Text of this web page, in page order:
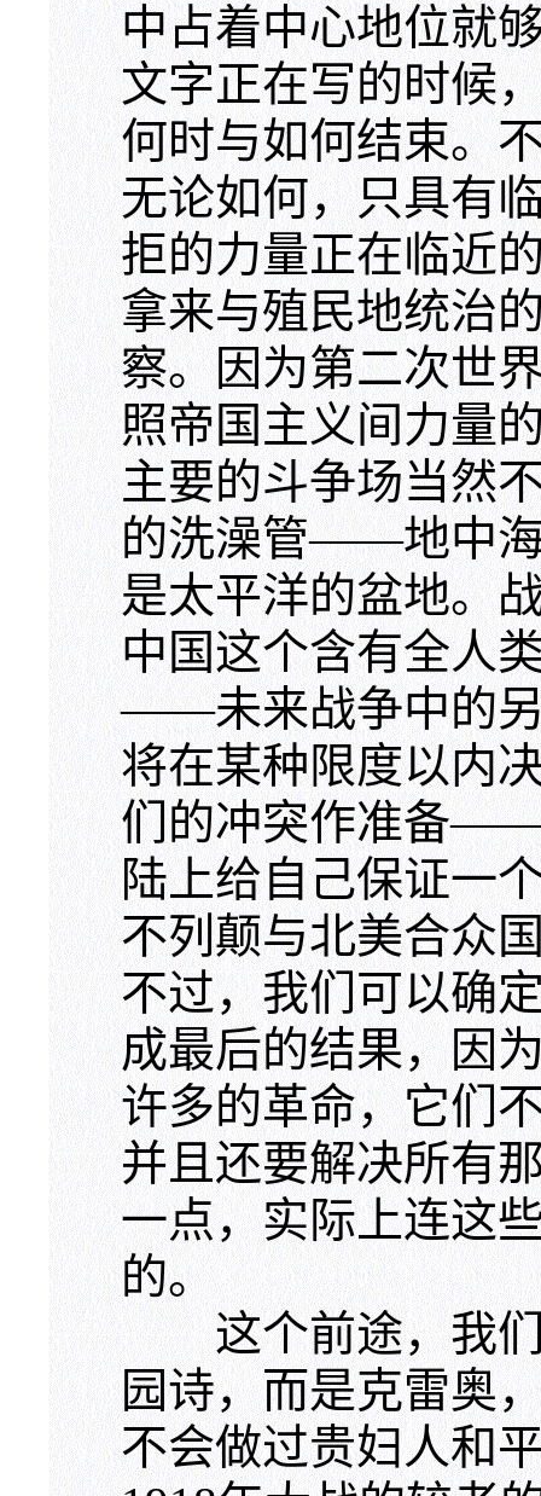
中占着中心地位就
文字正在写的时候
何时与如何结束。
无论如何，只具有
拒的力量正在临近
拿来与殖民地统治
察。因为第二次世
照帝国主义间力量
主要的斗争场当然
的洗澡管——地中
是太平洋的盆地。
中国这个含有全人
——未来战争中的
将在某种限度以内
们的冲突作准备——
陆上给自己保证一
不列颠与北美合众
不过，我们可以确
成最后的结果，因
许多的革命，它们
并且还要解决所有
一点，实际上连这
的。
这个前途，我们
园诗，而是克雷奥
不会做过贵妇人和